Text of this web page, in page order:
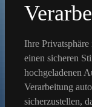
Ihre Privatsphäre
einen sicheren
hochgeladenen
Verarbeitung
sicherzustellen,